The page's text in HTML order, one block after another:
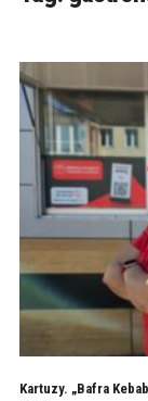
Kartuzy. „Bafra